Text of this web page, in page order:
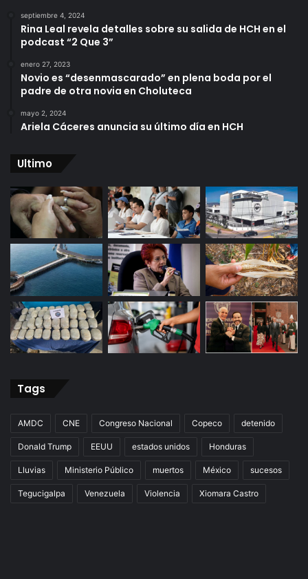
septiembre 4, 2024
Rina Leal revela detalles sobre su salida de HCH en el
podcast “2 Que 3”
enero 27, 2023
Novio es “desenmascarado” en plena boda por el
padre de otra novia en Choluteca
mayo 2, 2024
Ariela Cáceres anuncia su último día en HCH
Ultimo
Tags
AMDC CNE Congreso Nacional Copeco detenido
Donald Trump EEUU estados unidos Honduras
Lluvias Ministerio Público muertos México sucesos
Tegucigalpa Venezuela Violencia Xiomara Castro